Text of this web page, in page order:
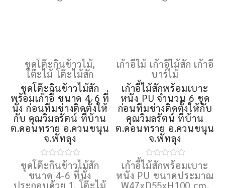
ชุดโต๊ะกินข้าวไม้,
โต๊ะไม้ โต๊ะไม้สัก
ชุดโต๊ะกินข้าวไม้สัก
พร้อมเก้าอี้ ขนาด 4-6 ที่
นั่ง ก่อนทีมช่างติดตั้งให้
กับ คุณวิมลรัตน์ ที่บ้าน
ต.ดอนทราย อ.ควนขนุน
จ.พัทลุง
เก้าอี้ไม้ เก้าอี้ไม้สัก เก้าอี้
บาร์ไม้
เก้าอี้ไม้สักพร้อมเบาะ
หนัง PU จำนวน 6 ชุด
ก่อนทีมช่างติดตั้งให้กับ
คุณวิมลรัตน์ ที่บ้าน
ต.ดอนทราย อ.ควนขนุน
จ.พัทลุง